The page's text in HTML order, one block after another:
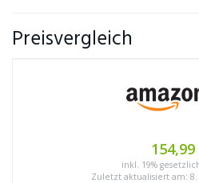
Preisvergleich
154,99
inkl. 19%
Zuletzt aktualisiert am: 8.